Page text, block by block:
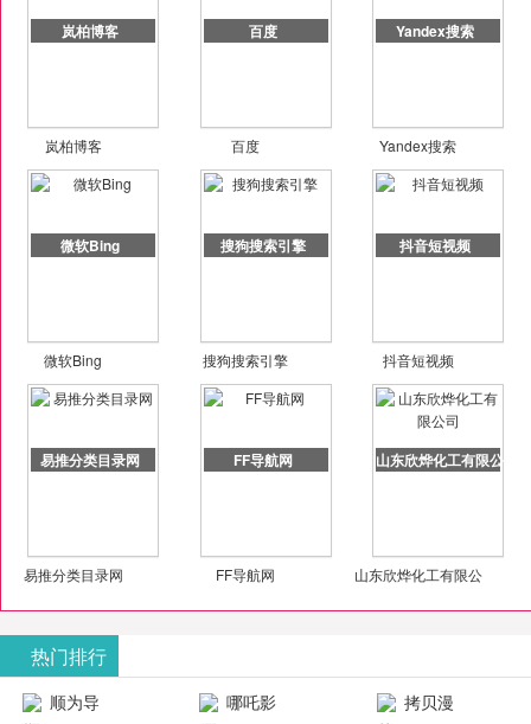
岚柏博客
岚柏博客
百度
百度
Yandex搜索
Yandex搜索
微软Bing
微软Bing
搜狗搜索引擎
搜狗搜索引擎
抖音短视频
抖音短视频
易推分类目录网
易推分类目录网
FF导航网
FF导航网
山东欣烨化工有限公司
山东欣烨化工有限公
热门排行
顺为导
哪吒影
拷贝漫